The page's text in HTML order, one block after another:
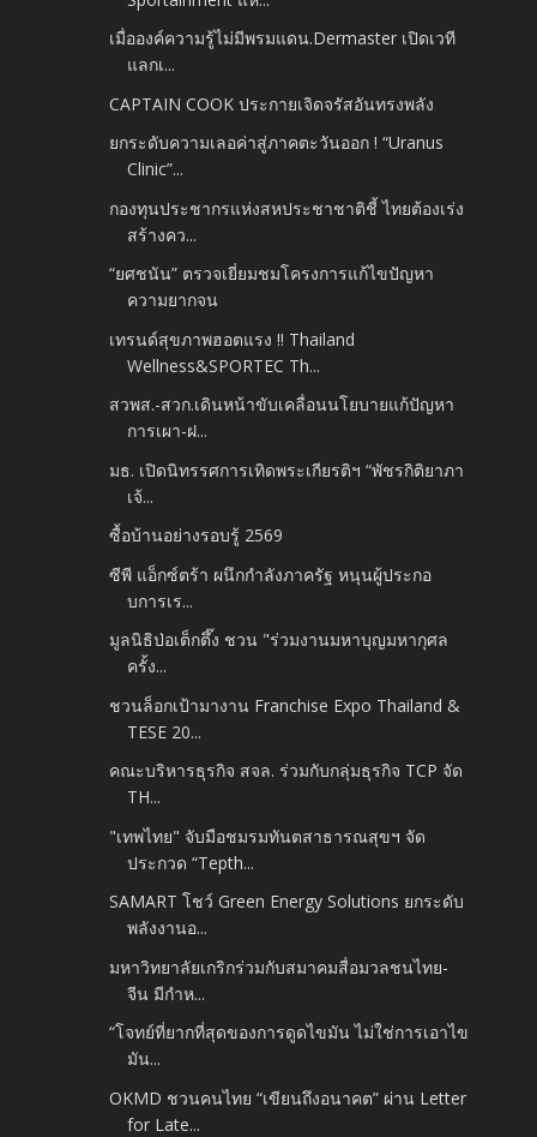
เมื่อองค์ความรู้ไม่มีพรมแดน.Dermaster เปิดเวที
แลกเ...
CAPTAIN COOK​ ประกายเจิดจรัสอันทรงพลัง
ยกระดับความเลอค่าสู่ภาคตะวันออก ! “Uranus
Clinic”...
กองทุนประชากรแห่งสหประชาชาติชี้ ไทยต้องเร่ง
สร้างคว...
“ยศชนัน” ตรวจเยี่ยมชมโครงการแก้ไขปัญหา
ความยากจน
เทรนด์สุขภาพฮอตแรง !! Thailand
Wellness&SPORTEC Th...
สวพส.-สวก.เดินหน้าขับเคลื่อนนโยบายแก้ปัญหา
การเผา-ฝ...
มธ. เปิดนิทรรศการเทิดพระเกียรติฯ “พัชรกิติยาภา
เจ้...
ซื้อบ้านอย่างรอบรู้ 2569
ซีพี แอ็กซ์ตร้า ผนึกกำลังภาครัฐ หนุนผู้ประกอ
บการเร...
มูลนิธิป่อเต็กตึ๊ง ชวน "ร่วมงานมหาบุญมหากุศล
ครั้ง...
ชวนล็อกเป้ามางาน Franchise Expo Thailand &
TESE 20...
คณะบริหารธุรกิจ สจล. ร่วมกับกลุ่มธุรกิจ TCP จัด
TH...
"เทพไทย" จับมือชมรมทันตสาธารณสุขฯ จัด
ประกวด “Tepth...
SAMART โชว์ Green Energy Solutions ยกระดับ
พลังงานอ...
มหาวิทยาลัยเกริกร่วมกับสมาคมสื่อมวลชนไทย-
จีน มีกำห...
“โจทย์ที่ยากที่สุดของการดูดไขมัน ไม่ใช่การเอาไข
มัน...
OKMD ชวนคนไทย “เขียนถึงอนาคต” ผ่าน Letter
for Late...